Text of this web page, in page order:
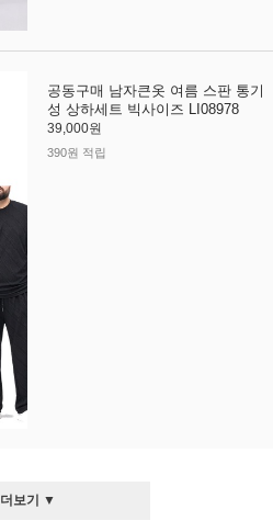
공동구매 남자큰옷 여름 스판 통기
성 상하세트 빅사이즈 LI08978
39,000원
390원 적립
더보기 ▼